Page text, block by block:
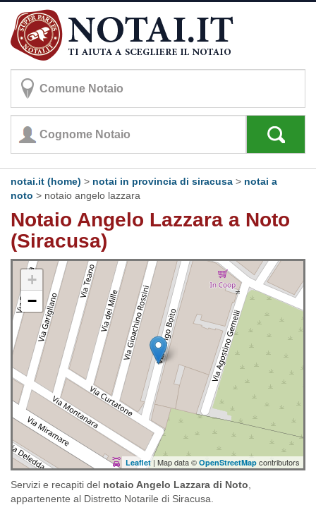
notai.it (home) > notai in provincia di siracusa > notai a
noto > notaio angelo lazzara
Notaio Angelo Lazzara a Noto
(Siracusa)
+
−
Leaflet| Map data © OpenStreetMap contributors
Servizi e recapiti del notaio Angelo Lazzara di Noto
appartenente al Distretto Notarile di Siracusa.